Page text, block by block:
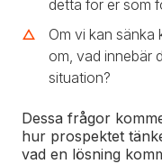
detta för er som
Om vi ​​kan
om, vad innebär
situation?
Dessa frågor
hur prospektet
vad en lösning